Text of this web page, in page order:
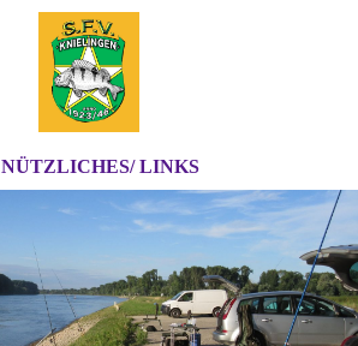
NÜTZLICHES/ LINKS